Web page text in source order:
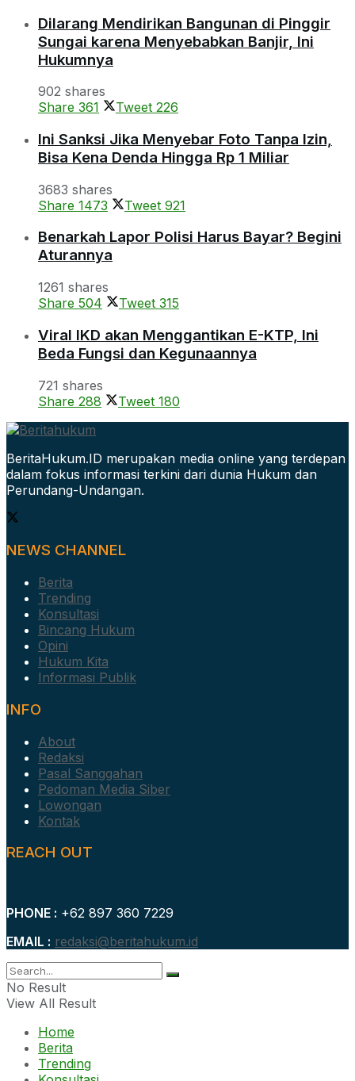
Dilarang Mendirikan Bangunan di Pinggir
Sungai karena Menyebabkan Banjir, Ini
Hukumnya
902 shares
Share 361 Tweet 226
Ini Sanksi Jika Menyebar Foto Tanpa Izin,
Bisa Kena Denda Hingga Rp 1 Miliar
3683 shares
Share 1473 Tweet 921
Benarkah Lapor Polisi Harus Bayar? Begini
Aturannya
1261 shares
Share 504 Tweet 315
Viral IKD akan Menggantikan E-KTP, Ini
Beda Fungsi dan Kegunaannya
721 shares
Share 288 Tweet 180
BeritaHukum.ID merupakan media online yang terdepan
dalam fokus informasi terkini dari dunia Hukum dan
Perundang-Undangan.
NEWS CHANNEL
Berita
Trending
Konsultasi
Bincang Hukum
Opini
Hukum Kita
Informasi Publik
INFO
About
Redaksi
Pasal Sanggahan
Pedoman Media Siber
Lowongan
Kontak
REACH OUT
PHONE : +62 897 360 7229
EMAIL : redaksi@beritahukum.id
No Result
View All Result
Home
Berita
Trending